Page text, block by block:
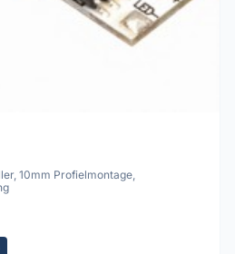
10mm Profielmontage,